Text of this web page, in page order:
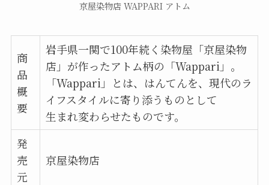
京屋染物店 WAPPARI アトム
商
品
概
要
岩手県一関で100年続く染物屋「京屋染物
店」が作ったアトム柄の「Wappari」。
「Wappari」とは、はんてんを、現代のラ
イフスタイルに寄り添うものとして
生まれ変わらせたものです。
発
売
元
京屋染物店